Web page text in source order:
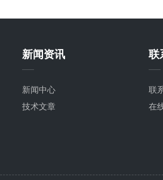
新闻资讯
新闻中心
技术文章
联
联
在